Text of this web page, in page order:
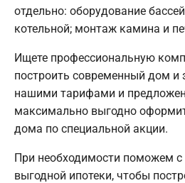
отдельно: оборудование
котельной; монтаж камина и
Ищете профессиональную
построить современный дом и
нашими тарифами и
максимально выгодно
дома по специальной акции.
При необходимости поможем
выгодной ипотеки, чтобы